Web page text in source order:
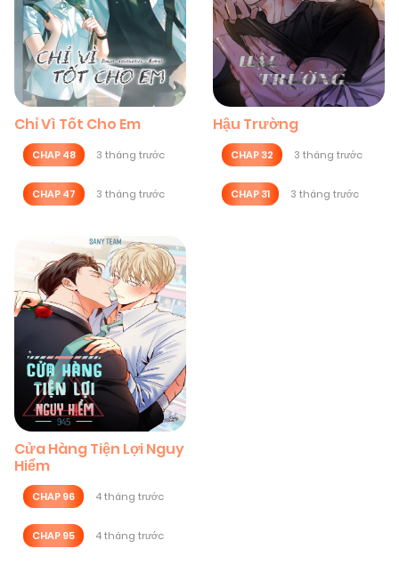
Chỉ Vì Tốt Cho Em
CHAP 48 3 tháng trước
CHAP 47 3 tháng trước
Hậu Trường
CHAP 32 3 tháng trước
CHAP 31 3 tháng trước
Cửa Hàng Tiện Lợi Nguy
Hiểm
CHAP 96 4 tháng trước
CHAP 95 4 tháng trước